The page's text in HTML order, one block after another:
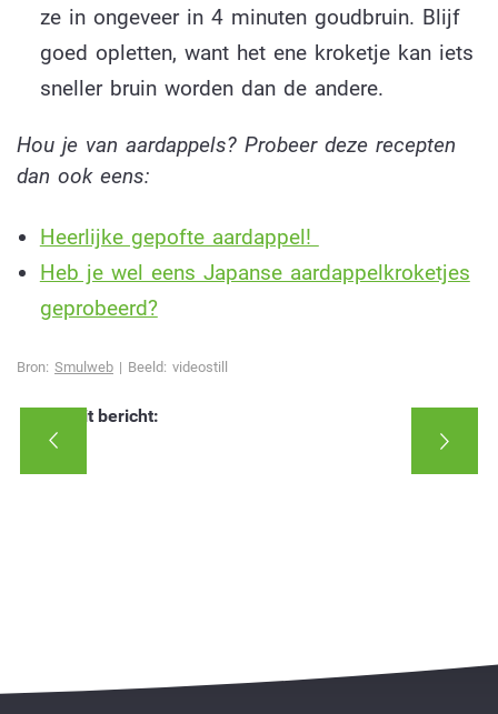
ze in ongeveer in 4 minuten goudbruin. Blijf
goed opletten, want het ene kroketje kan iets
sneller bruin worden dan de andere.
Hou je van aardappels? Probeer deze recepten
dan ook eens:
Heerlijke gepofte aardappel!
Heb je wel eens Japanse aardappelkroketjes
geprobeerd?
Bron: Smulweb | Beeld: videostill
Deel dit bericht: